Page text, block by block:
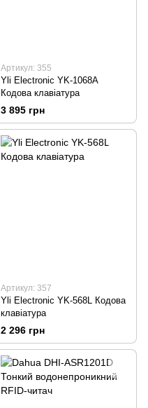
Артикул: 355
Yli Electronic YK-1068A
Кодова клавіатура
3 895 грн
Артикул: 357
Yli Electronic YK-568L Кодова
клавіатура
2 296 грн